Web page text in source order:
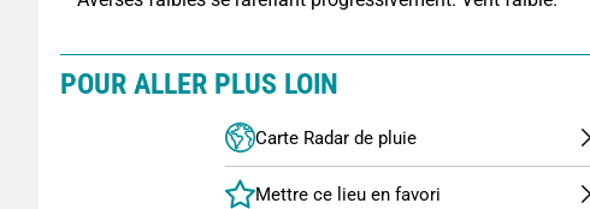
POUR ALLER PLUS LOIN
Carte Radar de pluie